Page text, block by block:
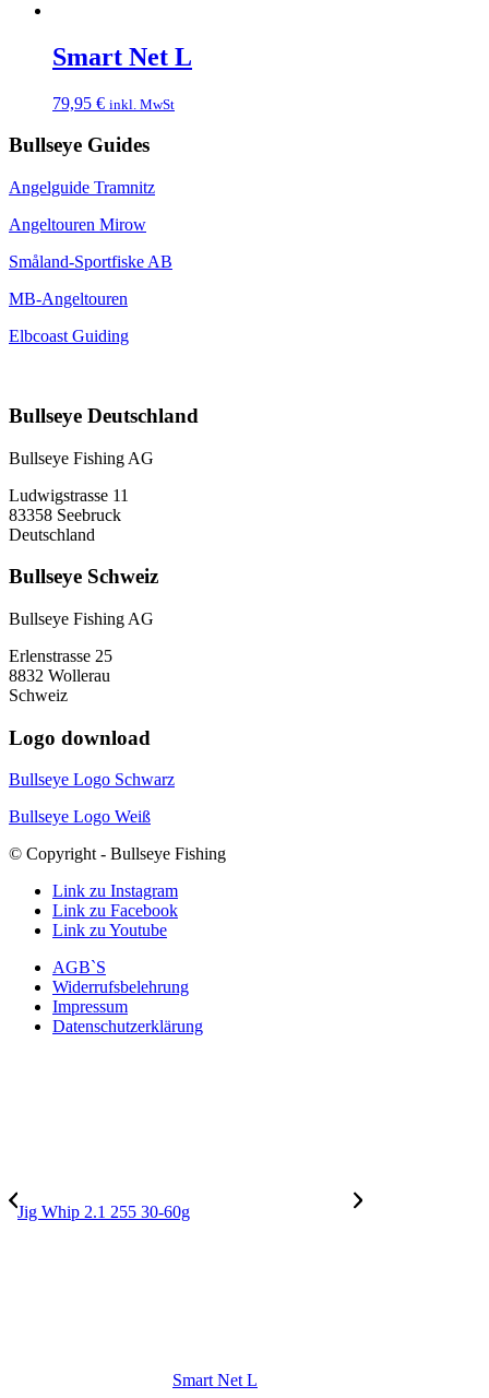
Smart Net L
79,95 € inkl. MwSt
Bullseye Guides
Angelguide Tramnitz
Angeltouren Mirow
Småland-Sportfiske AB
MB-Angeltouren
Elbcoast Guiding
Bullseye Deutschland
Bullseye Fishing AG
Ludwigstrasse 11
83358 Seebruck
Deutschland
Bullseye Schweiz
Bullseye Fishing AG
Erlenstrasse 25
8832 Wollerau
Schweiz
Logo download
Bullseye Logo Schwarz
Bullseye Logo Weiß
© Copyright - Bullseye Fishing
Link zu Instagram
Link zu Facebook
Link zu Youtube
AGB`S
Widerrufsbelehrung
Impressum
Datenschutzerklärung
Jig Whip 2.1 255 30-60g
Smart Net L